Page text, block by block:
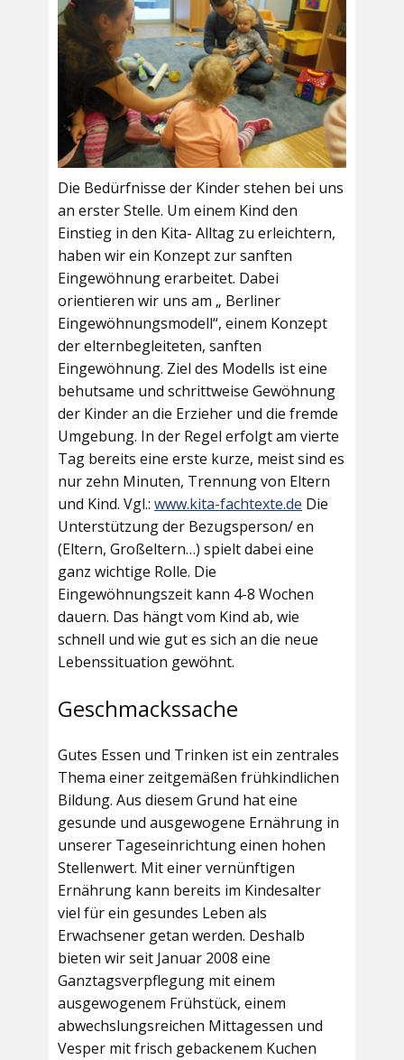
Die Bedürfnisse der Kinder stehen bei uns
an erster Stelle. Um einem Kind den
Einstieg in den Kita- Alltag zu erleichtern,
haben wir ein Konzept zur sanften
Eingewöhnung erarbeitet. Dabei
orientieren wir uns am „ Berliner
Eingewöhnungsmodell“, einem Konzept
der elternbegleiteten, sanften
Eingewöhnung. Ziel des Modells ist eine
behutsame und schrittweise Gewöhnung
der Kinder an die Erzieher und die fremde
Umgebung. In der Regel erfolgt am vierte
Tag bereits eine erste kurze, meist sind es
nur zehn Minuten, Trennung von Eltern
und Kind. Vgl.: www.kita-fachtexte.de Die
Unterstützung der Bezugsperson/ en
(Eltern, Großeltern…) spielt dabei eine
ganz wichtige Rolle. Die
Eingewöhnungszeit kann 4-8 Wochen
dauern. Das hängt vom Kind ab, wie
schnell und wie gut es sich an die neue
Lebenssituation gewöhnt.
Geschmackssache
Gutes Essen und Trinken ist ein zentrales
Thema einer zeitgemäßen frühkindlichen
Bildung. Aus diesem Grund hat eine
gesunde und ausgewogene Ernährung in
unserer Tageseinrichtung einen hohen
Stellenwert. Mit einer vernünftigen
Ernährung kann bereits im Kindesalter
viel für ein gesundes Leben als
Erwachsener getan werden. Deshalb
bieten wir seit Januar 2008 eine
Ganztagsverpflegung mit einem
ausgewogenem Frühstück, einem
abwechslungsreichen Mittagessen und
Vesper mit frisch gebackenem Kuchen